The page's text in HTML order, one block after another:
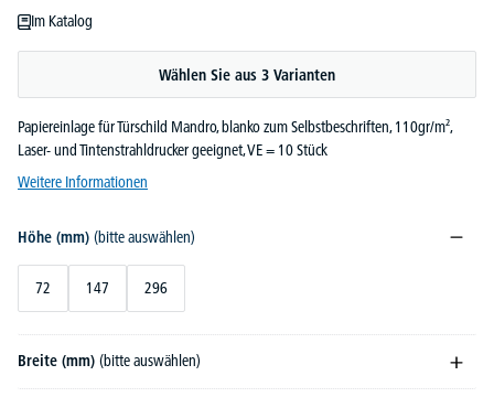
Im Katalog
Wählen Sie aus 3 Varianten
Papiereinlage für Türschild Mandro, blanko zum Selbstbeschriften, 110gr/m²,
Laser- und Tintenstrahldrucker geeignet, VE = 10 Stück
Weitere Informationen
Höhe (mm) (bitte auswählen)
72 147 296
Breite (mm) (bitte auswählen)